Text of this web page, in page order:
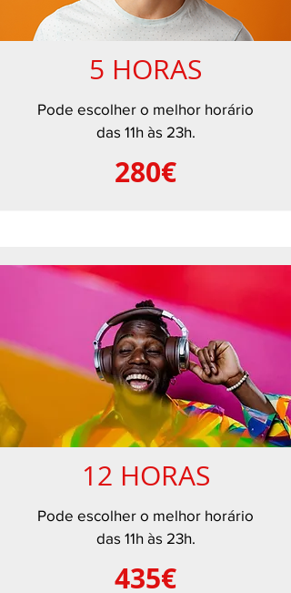
5 HORAS
Pode escolher o melhor horário
das 11h às 23h.
280€
12 HORAS
Pode escolher o melhor horário
das 11h às 23h.
435€